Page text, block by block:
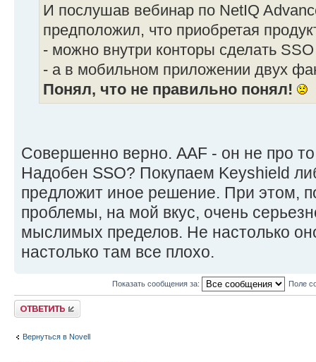
И послушав вебинар по NetIQ
предположил, что приобретая
- можно внутри конторы сделать
- а в мобильном приложении двух
Понял, что не правильно понял!
Совершенно верно. AAF - он не про
Надобен SSO? Покупаем Keyshield
предложит иное решение. При этом,
проблемы, на мой вкус, очень
мыслимых пределов. Не настолько
настолько там все плохо.
Показать сообщения за: Поле
Ответить
Вернуться в Novell